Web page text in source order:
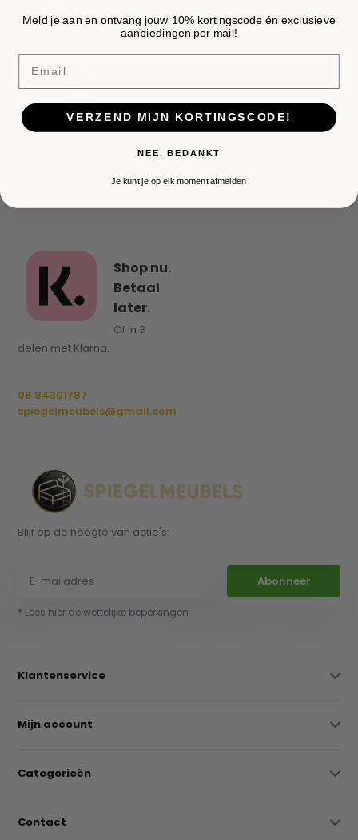
ROTATE DT BLACK
BEIGE CERAMIC
Shop nu.
Betaal
later.
Of in 3
delen met Klarna.
06 84301787
spiegelmeubels@gmail.com
Blijf op de hoogte van actie's:
Abonneer
* Lees hier de wettelijke beperkingen
Klantenservice
Mijn account
Categorieën
Contact
Meld je aan en ontvang jouw 10% kortingscode én exclusieve
aanbiedingen per mail!
VERZEND MIJN KORTINGSCODE!
NEE, BEDANKT
Je kunt je op elk moment afmelden